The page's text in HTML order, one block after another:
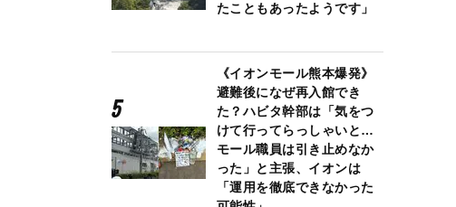
たこともあったようです」
《イオンモール熊本爆発》
避難後になぜ再入館でき
た？ハビタ幹部は「気をつ
けて行ってらっしゃいと…
モール職員は引き止めなか
った」と主張、イオンは
「運用を徹底できなかった